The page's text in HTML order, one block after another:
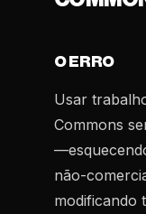
O ERRO
Usar
Commons
não-
modificando